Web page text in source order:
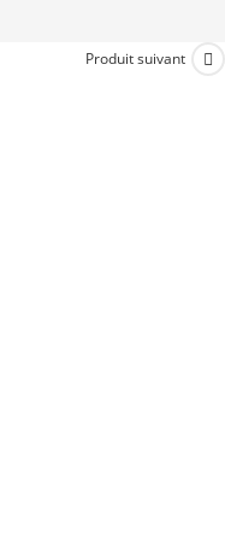
Produit suivant